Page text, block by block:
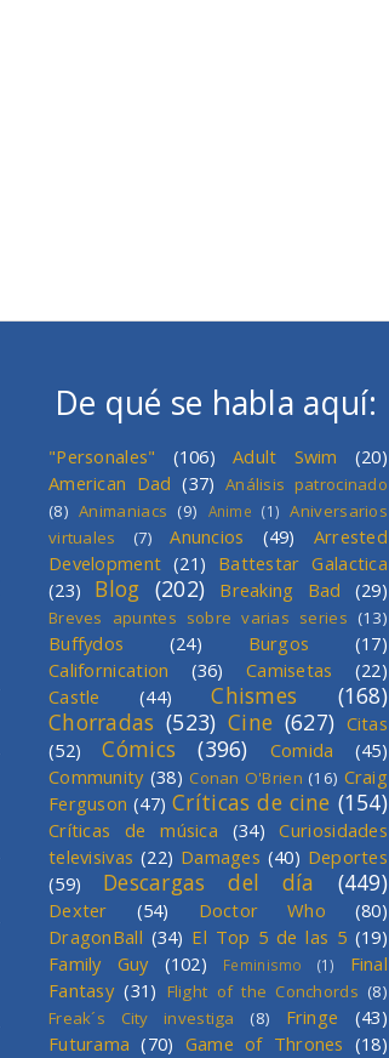
De qué se habla aquí:
"Personales" (106) Adult Swim
(20)
American Dad (37) Análisis patrocinado
(8) Animaniacs (9) Anime (1) Aniversarios
virtuales
(7) Anuncios (49)
Arrested
Development (21) Battestar Galactica
(23)
Blog (202) Breaking Bad (29)
Breves apuntes sobre varias series (13)
Buffydos (24) Burgos
(17)
Californication
(36) Camisetas
(22)
Castle
(44) Chismes
(168)
Chorradas (523) Cine (627) Citas
(52)
Cómics (396) Comida
(45)
Community (38) Conan O'Brien (16) Craig
Ferguson (47) Críticas de cine (154)
Críticas de música (34)
Curiosidades
televisivas (22) Damages (40) Deportes
(59)
Descargas del día (449)
Dexter (54) Doctor Who
(80)
DragonBall (34) El Top 5 de las 5 (19)
Family Guy
(102) Feminismo (1)
Final
Fantasy (31) Flight of the Conchords (8)
Freak´s City investiga
(8) Fringe
(43)
Futurama (70) Game of Thrones (18)